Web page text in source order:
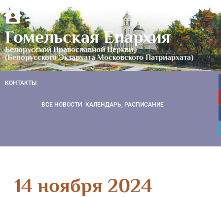
Гомельская Епархия
Белорусской Православной Церкви
(Белорусского Экзархата Московского Патриархата)
КОНТАКТЫ
ВСЕ НОВОСТИ КАЛЕНДАРЬ, РАСПИСАНИЕ
14 ноября 2024